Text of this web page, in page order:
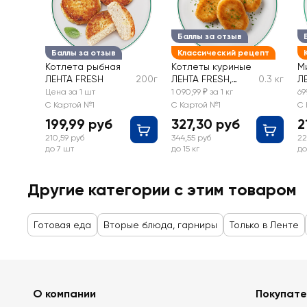
Баллы за отзыв
Котлета рыбная
ЛЕНТА FRESH
200г
Цена за 1 шт
С Картой №1
199,99 руб
210,59 руб
до 7 шт
Баллы за отзыв
Классический рецепт
Котлеты куриные
ЛЕНТА FRESH,
весовые
0.3 кг
1 090,99 ₽ за 1 кг
С Картой №1
327,30 руб
344,55 руб
до 15 кг
С
до
Другие категории с этим товаром
Готовая еда Вторые блюда, гарниры Только в Ленте
О компании